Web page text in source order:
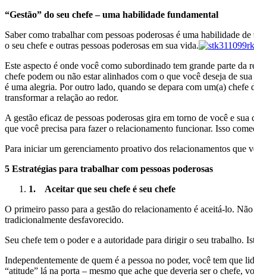
“Gestão” do seu chefe – uma habilidade fundamental
Saber como trabalhar com pessoas poderosas é uma habilidade
o seu chefe e outras pessoas poderosas em sua vida.
Este aspecto é onde você como subordinado tem grande parte
chefe podem ou não estar alinhados com o que você deseja de
é uma alegria. Por outro lado, quando se depara com um(a)
transformar a relação ao redor.
A gestão eficaz de pessoas poderosas gira em torno de você e
que você precisa para fazer o relacionamento funcionar. Isso
Para iniciar um gerenciamento proativo dos relacionamentos que
5 Estratégias para trabalhar com pessoas poderosas
1. Aceitar que seu chefe é seu chefe
O primeiro passo para a gestão do relacionamento é aceitá-lo.
tradicionalmente desfavorecido.
Seu chefe tem o poder e a autoridade para dirigir o seu trabalho.
Independentemente de quem é a pessoa no poder, você tem que
“atitude” lá na porta – mesmo que ache que deveria ser o chefe,